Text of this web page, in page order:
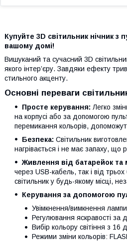
Купуйте 3D світильник нічник
вашому домі!
Вишуканий та сучасний 3D
якого інтер’єру. Завдяки ефекту
стильного акценту.
Основні переваги
Просте керування: Легко
на корпусі або за допомогою
перемикання кольорів,
Безпека: Світильник
нагрівається і не має запаху, що
Живлення від батарейок та
через USB-кабель, так і від
світильник у будь-якому місці,
Керування за допомогою
Увімкнення/вимкнення
Регулювання яскравості за
Вибір кольору світіння з 16
Режими зміни кольорів: